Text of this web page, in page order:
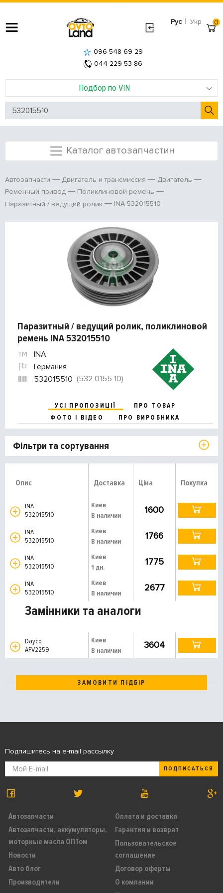
Рус | Укр
Подбор по VIN
096 548 69 29
044 229 53 86
0
Каталог автозапчастин
Автозапчасти Двигатель и трансмиссия
Двигатель
Ременный привод
Поликлиновой ремень
Паразитный / ведущий ролик
INA 532015510
Паразитный / ведущий ролик, поликлиновой
ремень INA 532015510
INA
Германия
532015510 (532 0155 10)
УСІ ПРОПОЗИЦІЇ
ПРО ТОВАР
ФОТО І ВІДЕО
ПРО ВИРОБНИКА
Фільтри та сортування
Опис Доставка Ціна Покупка
INA
532015510
Киев
В наличии
1600
INA
532015510
Киев
В наличии
1766
INA
532015510
Киев
1 дн.
1775
INA
532015510
Киев
В наличии
2677
Замінники та аналоги
Dayco
APV2259
Киев
В наличии
3604
ЗАМОВИТИ ПІДБІР
Автозапчасти
Автозапчасти, аккумуляторы,
моторные масла ОПТом
Новости
Авто блог
Производители
Оплата и доставка
Гарантия и возврат
Пользовательское
соглашение
Договор оферты
О компании
Подпишитесь на e-mail рассылку
ПОДПИСАТЬСЯ